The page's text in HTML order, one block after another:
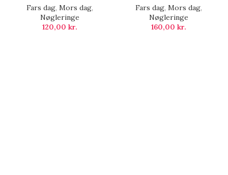
Fars dag, Mors dag,
Nøgleringe
120,00 kr.
Fars dag, Mors dag,
Nøgleringe
160,00 kr.